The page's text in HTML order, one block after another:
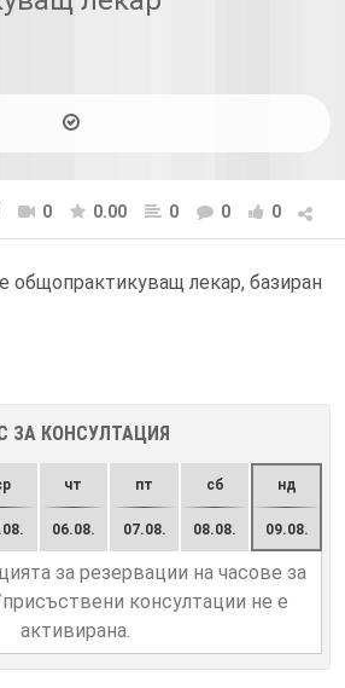
0 0.00 0 0 0
общопрактикуващ лекар, базиран
ЗА КОНСУЛТАЦИЯ
чт
06.08.
пт
07.08.
сб
08.08.
нд
09.08.
за резервации на часове за
консултации не е
активирана.